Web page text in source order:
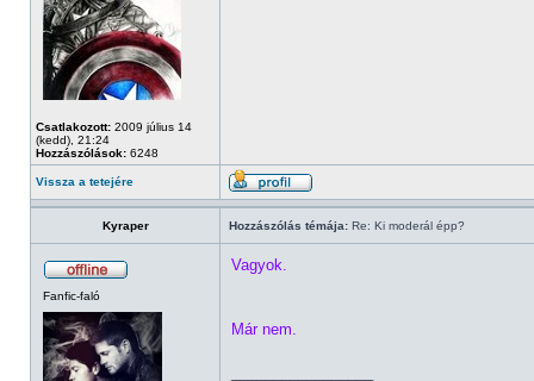
Csatlakozott: 2009 július 14
(kedd), 21:24
Hozzászólások: 6248
Vissza a tetejére
Kyraper Hozzászólás témája: Re: Ki moderál épp?
Fanfic-faló
Vagyok.
Már nem.